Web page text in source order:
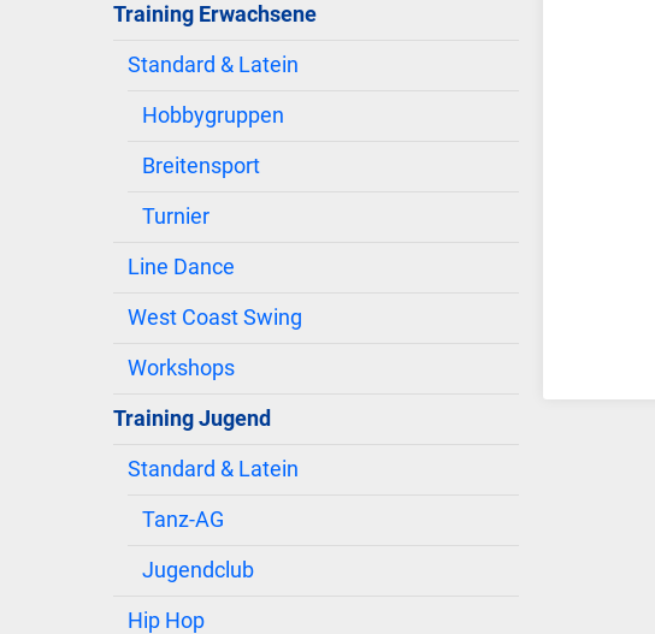
Training Erwachsene
Standard & Latein
Hobbygruppen
Breitensport
Turnier
Line Dance
West Coast Swing
Workshops
Training Jugend
Standard & Latein
Tanz-AG
Jugendclub
Hip Hop